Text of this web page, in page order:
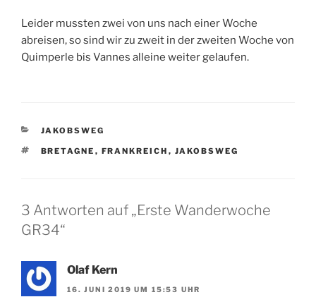
Leider mussten zwei von uns nach einer Woche
abreisen, so sind wir zu zweit in der zweiten Woche von
Quimperle bis Vannes alleine weiter gelaufen.
KATEGORIEN
JAKOBSWEG
SCHLAGWÖRTER
BRETAGNE , FRANKREICH , JAKOBSWEG
3 Antworten auf „Erste Wanderwoche
GR34“
Olaf Kern
16. JUNI 2019 UM 15:53 UHR